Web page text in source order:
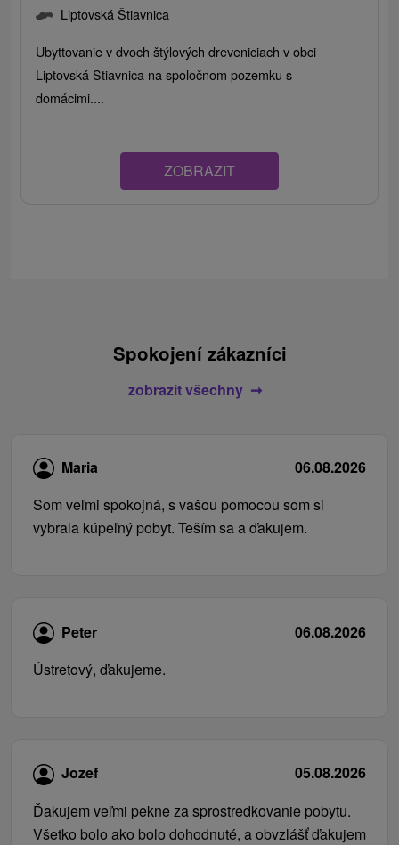
Liptovská Štiavnica
Ubyttovanie v dvoch štýlových dreveniciach v obci
Liptovská Štiavnica na spoločnom pozemku s
domácimi....
ZOBRAZIT
Spokojení zákazníci
zobrazit všechny
Maria
06.08.2026
Som veľmi spokojná, s vašou pomocou som si
vybrala kúpeľný pobyt. Teším sa a ďakujem.
Peter
06.08.2026
Ústretový, ďakujeme.
Jozef
05.08.2026
Ďakujem veľmi pekne za sprostredkovanie pobytu.
Všetko bolo ako bolo dohodnuté, a obvzlášť ďakujem